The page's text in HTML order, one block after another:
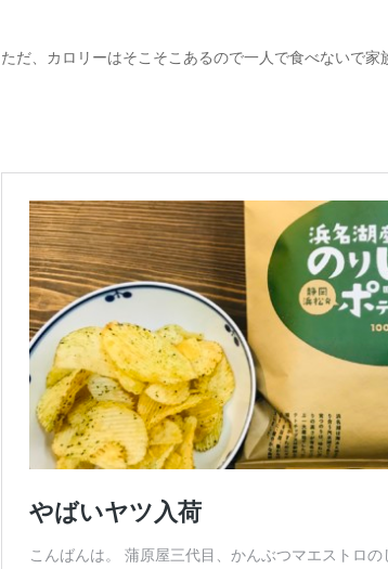
ただ、カロリーはそこそこあるので一人で食べないで家